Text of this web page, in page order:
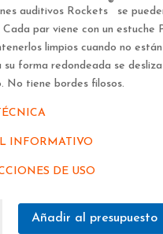
auditivos Rockets
®
se
Cada par viene con un estuche
limpios cuando no están
su forma redondeada se
No tiene bordes filosos.
INFORMATIVO
DE USO
Añadir al presupuesto